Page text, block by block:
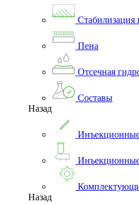
Стабилизация
Пена
Отсечная
Составы
Назад
Назад